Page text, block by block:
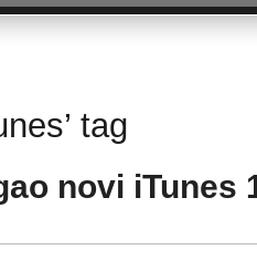
tag
novi iTunes